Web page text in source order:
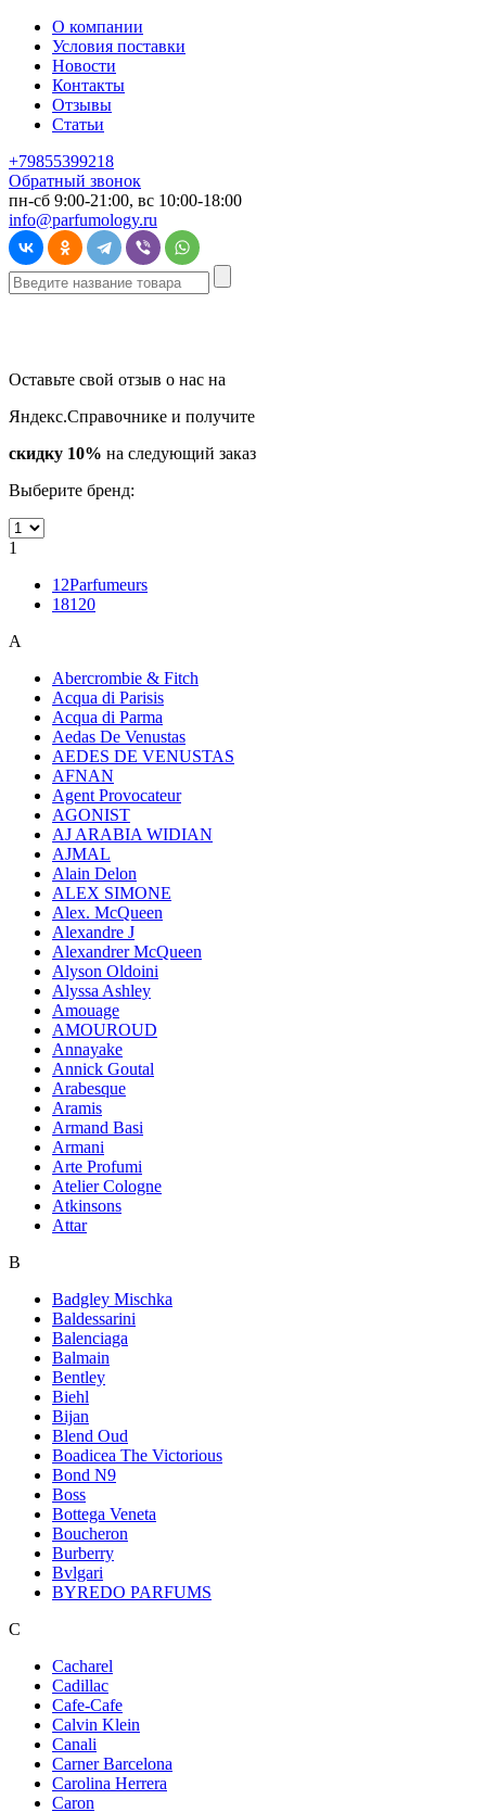
О компании
Условия поставки
Новости
Контакты
Отзывы
Статьи
+79855399218
Обратный звонок
пн-сб 9:00-21:00, вс 10:00-18:00
info@parfumology.ru
Оставьте свой отзыв о нас на
Яндекс.Справочнике и получите
скидку 10% на следующий заказ
Выберите бренд:
1
12Parfumeurs
18120
A
Abercrombie & Fitch
Acqua di Parisis
Acqua di Parma
Aedas De Venustas
AEDES DE VENUSTAS
AFNAN
Agent Provocateur
AGONIST
AJ ARABIA WIDIAN
AJMAL
Alain Delon
ALEX SIMONE
Alex. McQueen
Alexandre J
Alexandrer McQueen
Alyson Oldoini
Alyssa Ashley
Amouage
AMOUROUD
Annayake
Annick Goutal
Arabesque
Aramis
Armand Basi
Armani
Arte Profumi
Atelier Cologne
Atkinsons
Attar
B
Badgley Mischka
Baldessarini
Balenciaga
Balmain
Bentley
Biehl
Bijan
Blend Oud
Boadicea The Victorious
Bond N9
Boss
Bottega Veneta
Boucheron
Burberry
Bvlgari
BYREDO PARFUMS
C
Cacharel
Cadillac
Cafe-Cafe
Calvin Klein
Canali
Carner Barcelona
Carolina Herrera
Caron